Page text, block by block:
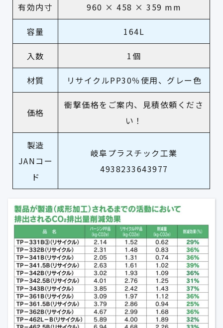
有効内寸 960 × 458 × 359 mm
容量 164L
入数 1個
材質 リサイクルPP30％使用、グレー色
価格
衝撃価格をご案内、見積依頼くださ
い！
製造
JANコー
ド
岐阜プラスチック工業
4938233643977